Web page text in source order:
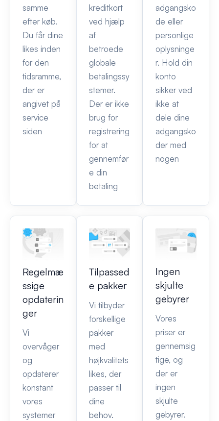
samme
efter køb.
Du får dine
likes inden
for den
tidsramme,
der er
angivet på
service
siden
kreditkort
ved hjælp
af
betroede
globale
betalingssy
stemer.
Der er ikke
brug for
registrering
for at
gennemfør
e din
betaling
adgangsko
de eller
personlige
oplysninge
r. Hold din
konto
sikker ved
ikke at
dele dine
adgangsko
der med
nogen
Regelmæ
ssige
opdaterin
ger
Vi
overvåger
og
opdaterer
konstant
vores
systemer
Tilpassed
e pakker
Vi tilbyder
forskellige
pakker
med
højkvalitets
likes, der
passer til
dine
behov.
Ingen
skjulte
gebyrer
Vores
priser er
gennemsig
tige, og
der er
ingen
skjulte
gebyrer.